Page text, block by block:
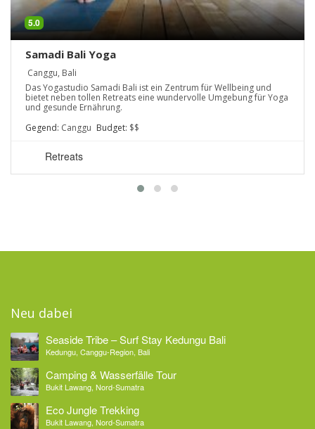
5.0
Samadi Bali Yoga
Canggu, Bali
Das Yogastudio Samadi Bali ist ein Zentrum für Wellbeing und
bietet neben tollen Retreats eine wundervolle Umgebung für Yoga
und gesunde Ernährung.
Gegend: Canggu Budget: $$
Retreats
Neu dabei
Seaside Tribe – Surf Stay Kedungu Bali
Kedungu, Canggu-Region, Bali
Camping & Wasserfälle Tour
Bukit Lawang, Nord-Sumatra
Eco Jungle Trekking
Bukit Lawang, Nord-Sumatra